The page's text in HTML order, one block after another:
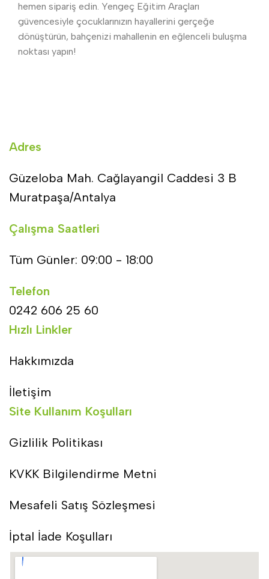
hemen sipariş edin. Yengeç Eğitim Araçları
güvencesiyle çocuklarınızın hayallerini gerçeğe
dönüştürün, bahçenizi mahallenin en eğlenceli buluşma
noktası yapın!
Adres
Güzeloba Mah. Cağlayangil Caddesi 3 B
Muratpaşa/Antalya
Çalışma Saatleri
Tüm Günler: 09:00 - 18:00
Telefon
0242 606 25 60
Hızlı Linkler
Hakkımızda
İletişim
Site Kullanım Koşulları
Gizlilik Politikası
KVKK Bilgilendirme Metni
Mesafeli Satış Sözleşmesi
İptal İade Koşulları